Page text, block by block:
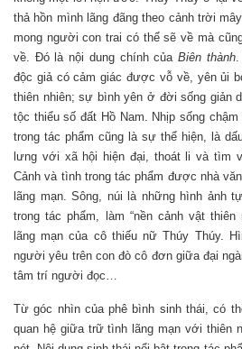
thả hồn mình lãng đãng theo cảnh trời
mong người con trai có thể sẽ về mà
về. Đó là nội dung chính của Biên thành.
độc giả có cảm giác được vỗ về, yên ủi
thiên nhiên; sự bình yên ở đời sống giản
tộc thiểu số đất Hồ Nam. Nhịp sống
trong tác phẩm cũng là sự thể hiện, là
lưng với xã hội hiện đại, thoát li và tìm
Cảnh và tình trong tác phẩm được nhà
lãng mạn. Sông, núi là những hình ảnh
trong tác phẩm, làm “nền cảnh vật thiên
lãng mạn của cô thiếu nữ Thúy Thúy.
người yêu trên con đò cô đơn giữa đại
tâm trí người đọc…
Từ góc nhìn của phê bình sinh thái, có
quan hệ giữa trữ tình lãng mạn với thiên